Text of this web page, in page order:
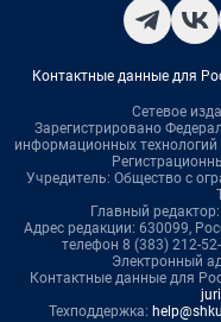
Контактные данные для
Сетевое
Зарегистрировано
информационных
Учредитель: Общество с
Главный
Адрес редакции: 630099,
телефон 8 (383) 212-
Электронный
Контактные данные для
Техподдержка: